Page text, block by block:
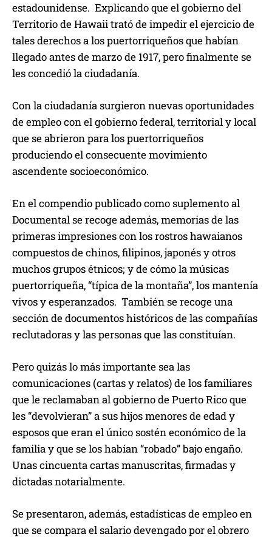
estadounidense. Explicando que el gobierno del
Territorio de Hawaii trató de impedir el ejercicio de
tales derechos a los puertorriqueños que habían
llegado antes de marzo de 1917, pero finalmente se
les concedió la ciudadanía.
Con la ciudadanía surgieron nuevas oportunidades
de empleo con el gobierno federal, territorial y local
que se abrieron para los puertorriqueños
produciendo el consecuente movimiento
ascendente socioeconómico.
En el compendio publicado como suplemento al
Documental se recoge además, memorias de las
primeras impresiones con los rostros hawaianos
compuestos de chinos, filipinos, japonés y otros
muchos grupos étnicos; y de cómo la músicas
puertorriqueña, “típica de la montaña”, los mantenía
vivos y esperanzados. También se recoge una
sección de documentos históricos de las compañías
reclutadoras y las personas que las constituían.
Pero quizás lo más importante sea las
comunicaciones (cartas y relatos) de los familiares
que le reclamaban al gobierno de Puerto Rico que
les “devolvieran” a sus hijos menores de edad y
esposos que eran el único sostén económico de la
familia y que se los habían “robado” bajo engaño.
Unas cincuenta cartas manuscritas, firmadas y
dictadas notarialmente.
Se presentaron, además, estadísticas de empleo en
que se compara el salario devengado por el obrero